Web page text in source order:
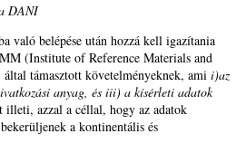
DANI
való belépése után hozzá kell igazítania
(Institute of Reference Materials and
támasztott követelményeknek, ami i)az
anyag, és iii) a kísérleti adatok
illeti, azzal a céllal, hogy az adatok
a kontinentális és